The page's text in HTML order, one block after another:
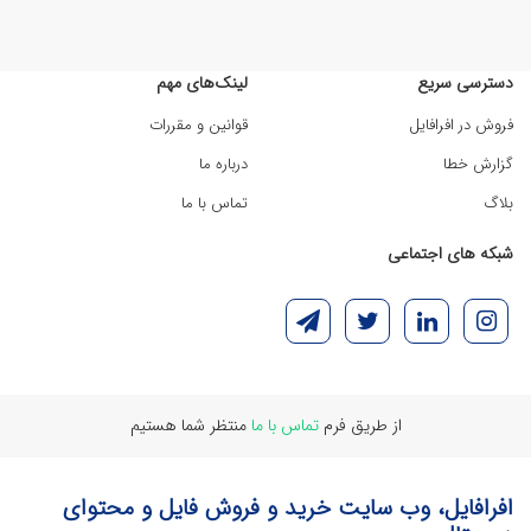
دسترسی سریع
فروش در افرافایل
گزارش خطا
بلاگ
لینک‌های مهم
قوانین و مقررات
درباره ما
تماس با ما
شبکه های اجتماعی
از طریق فرمتماس با ما منتظر شما هستیم
افرافایل، وب سایت خرید و فروش فایل و محتوای